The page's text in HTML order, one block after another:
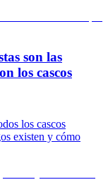
son las
los cascos
los cascos
existen y cómo